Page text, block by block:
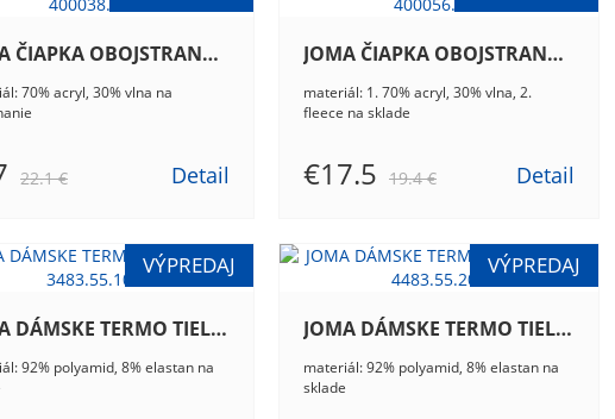
JOMA ČIAPKA OBOJSTRANNÁ 400038.700
70% acryl, 30% vlna na
22.1 € Detail
JOMA ČIAPKA OBOJSTRANNÁ 400056.100
materiál: 1. 70% acryl, 30% vlna, 2.
fleece na sklade
€17.5 19.4 € Detail
JOMA DÁMSKE TERMO TIELKO DLHÉ 3483.55.101
92% polyamid, 8% elastan na
JOMA DÁMSKE TERMO TIELKO DLHÉ 4483.55.205
materiál: 92% polyamid, 8% elastan na
sklade